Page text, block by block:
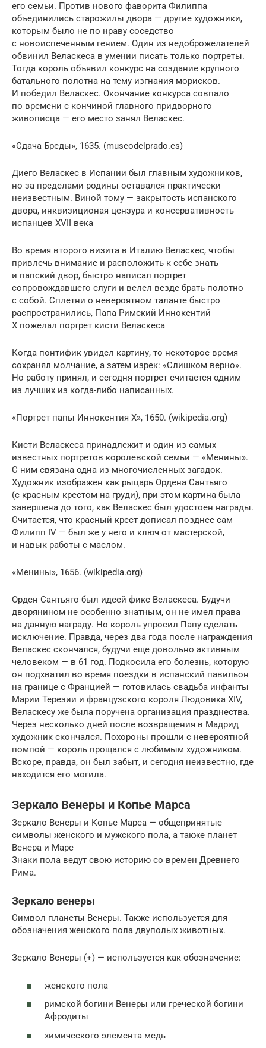
его семьи. Против нового фаворита Филиппа
объединились старожилы двора — другие художники,
которым было не по нраву соседство
с новоиспеченным гением. Один из недоброжелателей
обвинил Веласкеса в умении писать только портреты.
Тогда король объявил конкурс на создание крупного
батального полотна на тему изгнания морисков.
И победил Веласкес. Окончание конкурса совпало
по времени с кончиной главного придворного
живописца — его место занял Веласкес.
«Сдача Бреды», 1635. (museodelprado.es)
Диего Веласкес в Испании был главным художников,
но за пределами родины оставался практически
неизвестным. Виной тому — закрытость испанского
двора, инквизиционая цензура и консервативность
испанцев XVII века
Во время второго визита в Италию Веласкес, чтобы
привлечь внимание и расположить к себе знать
и папский двор, быстро написал портрет
сопровождавшего слуги и велел везде брать полотно
с собой. Сплетни о невероятном таланте быстро
распространились, Папа Римский Иннокентий
Х пожелал портрет кисти Веласкеса
Когда понтифик увидел картину, то некоторое время
сохранял молчание, а затем изрек: «Слишком верно».
Но работу принял, и сегодня портрет считается одним
из лучших из когда-либо написанных.
«Портрет папы Иннокентия X», 1650. (wikipedia.org)
Кисти Веласкеса принадлежит и один из самых
известных портретов королевской семьи — «Менины».
С ним связана одна из многочисленных загадок.
Художник изображен как рыцарь Ордена Сантьяго
(с красным крестом на груди), при этом картина была
завершена до того, как Веласкес был удостоен награды.
Считается, что красный крест дописал позднее сам
Филипп IV — был же у него и ключ от мастерской,
и навык работы с маслом.
«Менины», 1656. (wikipedia.org)
Орден Сантьяго был идеей фикс Веласкеса. Будучи
дворянином не особенно знатным, он не имел права
на данную награду. Но король упросил Папу сделать
исключение. Правда, через два года после награждения
Веласкес скончался, будучи еще довольно активным
человеком — в 61 год. Подкосила его болезнь, которую
он подхватил во время поездки в испанский павильон
на границе с Францией — готовилась свадьба инфанты
Марии Терезии и французского короля Людовика XIV,
Веласкесу же была поручена организация празднества.
Через несколько дней после возвращения в Мадрид
художник скончался. Похороны прошли с невероятной
помпой — король прощался с любимым художником.
Вскоре, правда, он был забыт, и сегодня неизвестно, где
находится его могила.
Зеркало Венеры и Копье Марса
Зеркало Венеры и Копье Марса — общепринятые
символы женского и мужского пола, а также планет
Венера и Марс
Знаки пола ведут свою историю со времен Древнего
Рима.
Зеркало венеры
Символ планеты Венеры. Также используется для
обозначения женского пола двуполых животных.
Зеркало Венеры (+) — используется как обозначение:
женского пола
римской богини Венеры или греческой богини
Афродиты
химического элемента медь